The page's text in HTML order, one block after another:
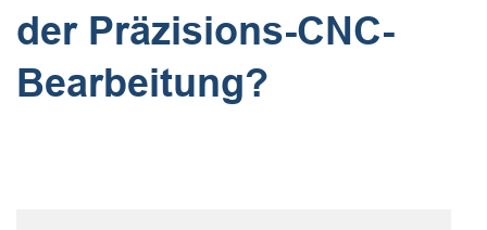
der Präzisions-CNC-
Bearbeitung?